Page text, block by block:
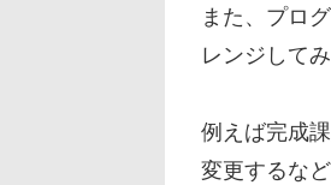
また、プロ
レンジして
例えば完成
変更するなど